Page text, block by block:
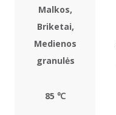
Malkos,
Briketai,
Medienos
granulės
85 ℃